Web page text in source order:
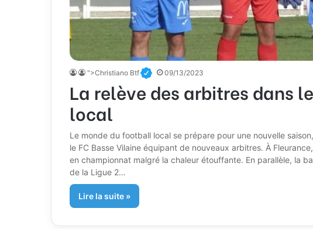
">Christiano Btf 09/13/2023
La relève des arbitres dans
local
Le monde du football local se prépare pour une nouvelle
le FC Basse Vilaine équipant de nouveaux arbitres. À
en championnat malgré la chaleur étouffante. En parallèle, la
de la Ligue 2…
Lire la suite »